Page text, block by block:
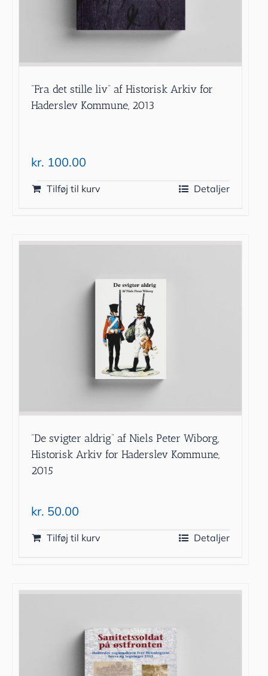
”Fra det stille liv” af Historisk Arkiv for
Haderslev Kommune, 2013
kr. 100.00
Tilføj til kurv Detaljer
”De svigter aldrig” af Niels Peter Wiborg,
Historisk Arkiv for Haderslev Kommune,
2015
kr. 50.00
Tilføj til kurv Detaljer